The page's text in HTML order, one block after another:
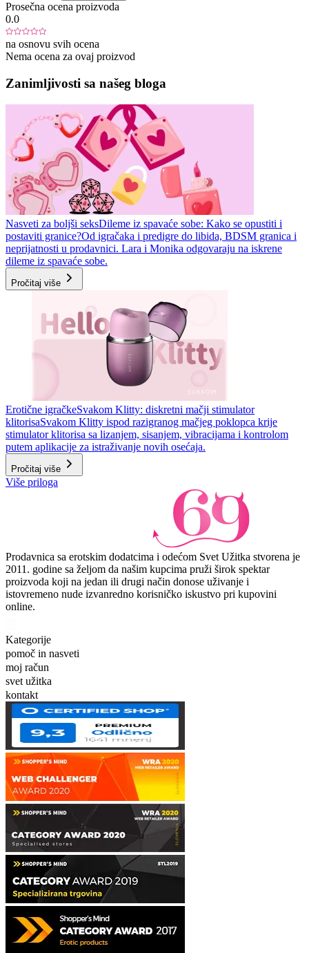
Prosečna ocena proizvoda
0.0
na osnovu svih ocena
Nema ocena za ovaj proizvod
Zanimljivosti sa našeg bloga
Nasveti za boljši seksDileme iz spavaće sobe: Kako se opustiti i
postaviti granice?Od igračaka i predigre do libida, BDSM granica i
neprijatnosti u prodavnici. Lara i Monika odgovaraju na iskrene
dileme iz spavaće sobe.
Pročitaj više
Erotične igračkeSvakom Klitty: diskretni mačji stimulator
klitorisaSvakom Klitty ispod razigranog mačjeg poklopca krije
stimulator klitorisa sa lizanjem, sisanjem, vibracijama i kontrolom
putem aplikacije za istraživanje novih osećaja.
Pročitaj više
Više priloga
Prodavnica sa erotskim dodatcima i odećom Svet Užitka stvorena je
2011. godine sa željom da našim kupcima pruži širok spektar
proizvoda koji na jedan ili drugi način donose uživanje i
istovremeno nude izvanredno korisničko iskustvo pri kupovini
online.
Kategorije
pomoč in nasveti
moj račun
svet užitka
kontakt